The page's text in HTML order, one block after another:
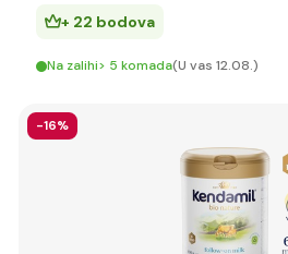
+ 22 bodova
Na zalihi> 5 komada(U vas 12.08.)
-16%